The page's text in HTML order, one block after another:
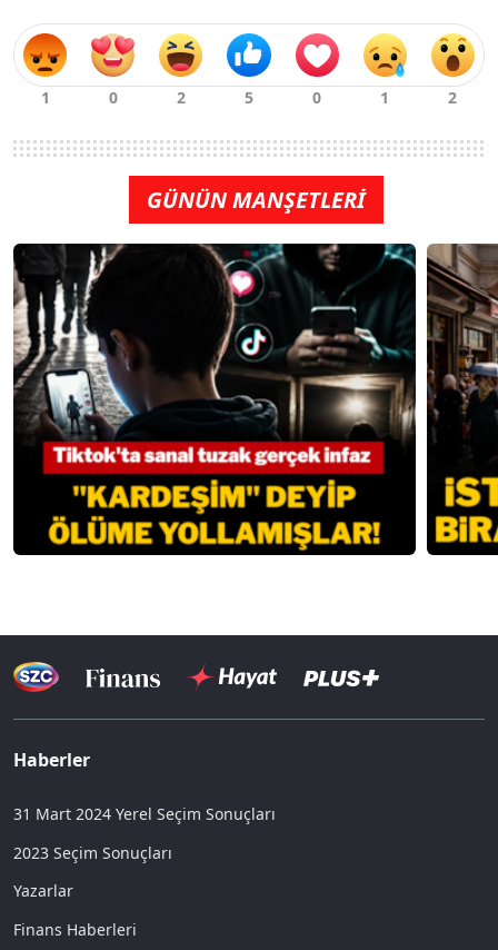
GÜNÜN MANŞETLERİ
Haberler
31 Mart 2024 Yerel Seçim Sonuçları
2023 Seçim Sonuçları
Yazarlar
Finans Haberleri